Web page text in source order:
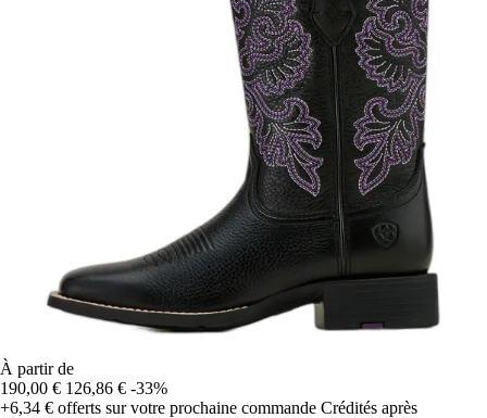
À partir de
190,00 € 126,86 € -33%
+6,34 € offerts sur votre prochaine commande Crédités après